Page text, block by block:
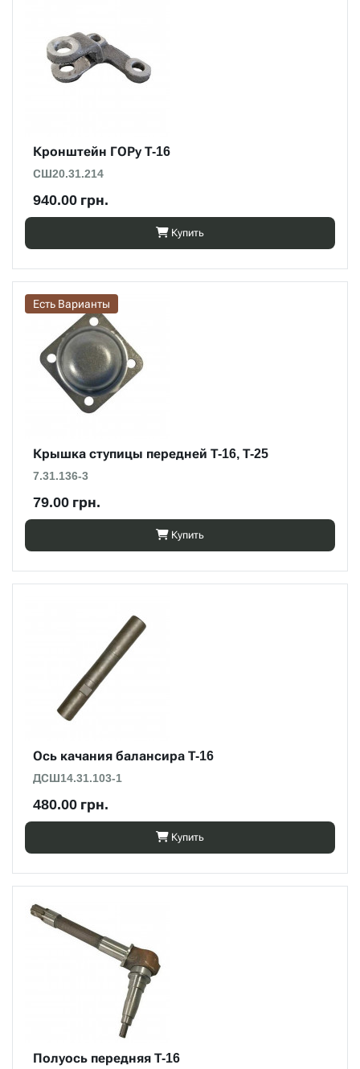
Кронштейн ГОРу Т-16
СШ20.31.214
940.00 грн.
Купить
Есть Варианты
Крышка ступицы передней Т-16, Т-25
7.31.136-3
79.00 грн.
Купить
Ось качания балансира Т-16
ДСШ14.31.103-1
480.00 грн.
Купить
Полуось передняя Т-16